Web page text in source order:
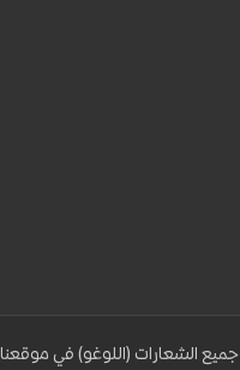
جميع الشعارات (اللوغو) في